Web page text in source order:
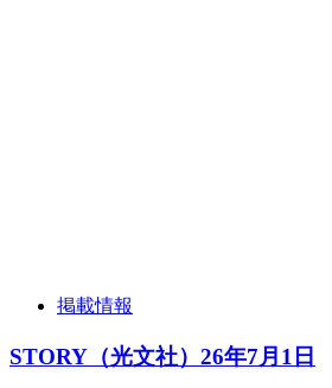
掲載情報
STORY（光文社）26年7月1日